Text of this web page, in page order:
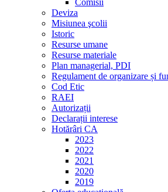
Comisii
Deviza
Misiunea şcolii
Istoric
Resurse umane
Resurse materiale
Plan managerial, PDI
Regulament de organizare și
Cod Etic
RAEI
Autorizații
Declarații interese
Hotărâri CA
2023
2022
2021
2020
2019